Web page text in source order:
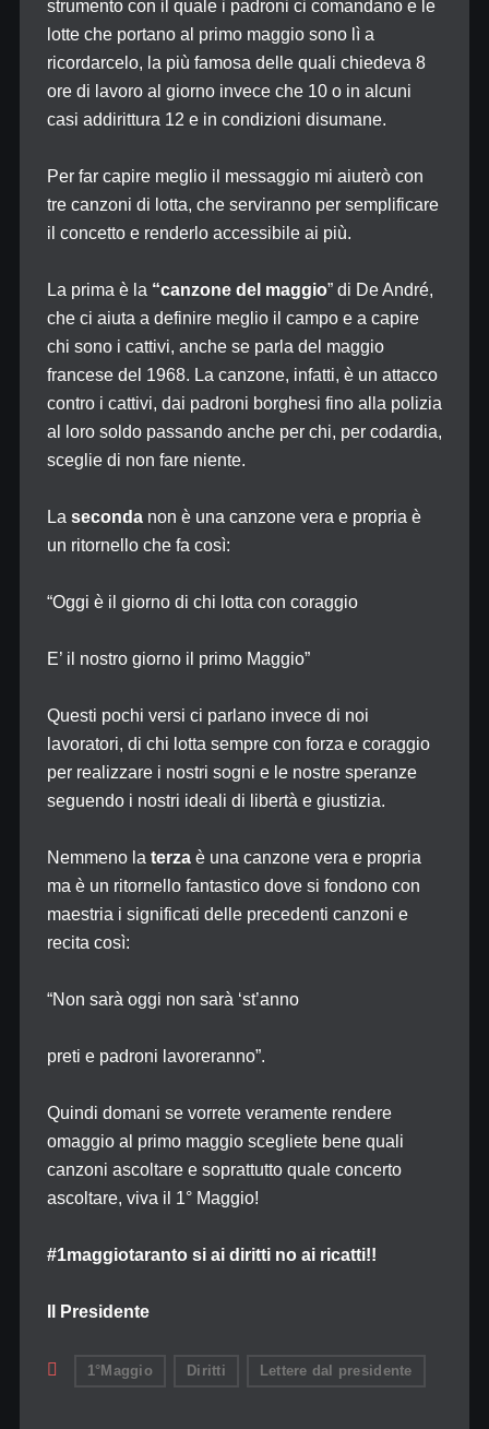
strumento con il quale i padroni ci comandano e le
lotte che portano al primo maggio sono lì a
ricordarcelo, la più famosa delle quali chiedeva 8
ore di lavoro al giorno invece che 10 o in alcuni
casi addirittura 12 e in condizioni disumane.
Per far capire meglio il messaggio mi aiuterò con
tre canzoni di lotta, che serviranno per semplificare
il concetto e renderlo accessibile ai più.
La prima è la “canzone del maggio” di De André,
che ci aiuta a definire meglio il campo e a capire
chi sono i cattivi, anche se parla del maggio
francese del 1968. La canzone, infatti, è un attacco
contro i cattivi, dai padroni borghesi fino alla polizia
al loro soldo passando anche per chi, per codardia,
sceglie di non fare niente.
La secondanon è una canzone vera e propria è
un ritornello che fa così:
“Oggi è il giorno di chi lotta con coraggio
E’ il nostro giorno il primo Maggio”
Questi pochi versi ci parlano invece di noi
lavoratori, di chi lotta sempre con forza e coraggio
per realizzare i nostri sogni e le nostre speranze
seguendo i nostri ideali di libertà e giustizia.
Nemmeno la terzaè una canzone vera e propria
ma è un ritornello fantastico dove si fondono con
maestria i significati delle precedenti canzoni e
recita così:
“Non sarà oggi non sarà ‘st’anno
preti e padroni lavoreranno”.
Quindi domani se vorrete veramente rendere
omaggio al primo maggio scegliete bene quali
canzoni ascoltare e soprattutto quale concerto
ascoltare, viva il 1° Maggio!
#1maggiotaranto si ai diritti no ai ricatti!!
Il Presidente
1°Maggio Diritti Lettere dal presidente